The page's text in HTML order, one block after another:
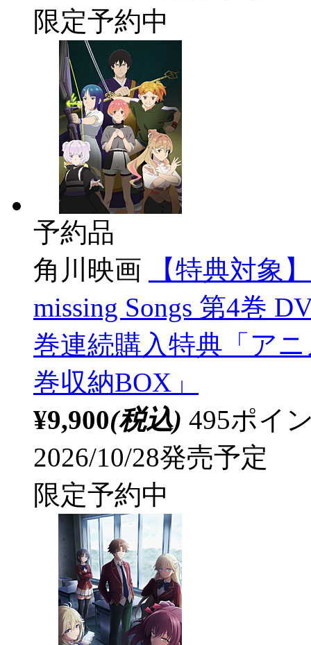
限定予約中
予約品
角川映画
【特典対象
missing Songs 第4巻
巻連続購入特典「ア
巻収納BOX」
¥9,900(税込) 495ポイ
2026/10/28発売予定
限定予約中